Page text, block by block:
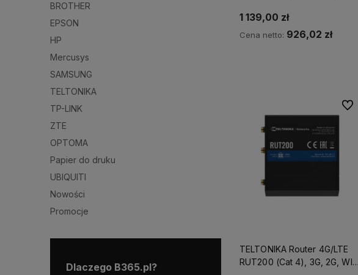
BROTHER
EPSON
HP
Mercusys
SAMSUNG
TELTONIKA
TP-LINK
ZTE
OPTOMA
Papier do druku
UBIQUITI
Nowości
Promocje
Dlaczego B365.pl?
partner TP-LINK*
1 139,00 zł
Cena netto: 926,02 zł
TELTONIKA Router 4G/LTE
RUT200 (Cat 4), 3G, 2G, WIFI,
Do